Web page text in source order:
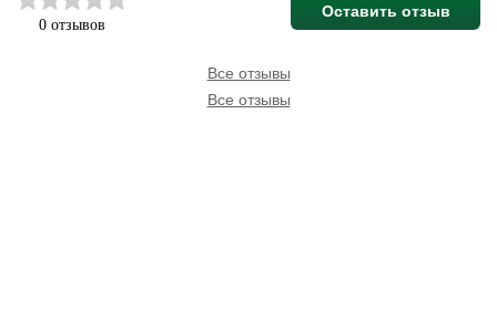
0 отзывов
Оставить отзыв
Все отзывы
Все отзывы